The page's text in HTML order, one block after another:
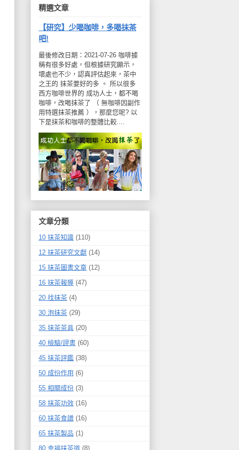
精選文章
【研究】少喝咖啡，多喝抹茶
吧!
最後修改日期：2021-07-26 咖啡據
稱有很多好處，但根據研究顯示，
壞處也不少，認真評估起來，茶中
之王的 抹茶要好的多 。 所以很多
西方咖啡世界的 成功人士，都不喝
咖啡，改喝抹茶了 （ 無咖啡因副作
用特選抹茶推薦 ），那麼您呢? 以
下是抹茶和咖啡的整體比較....
文章分類
10 抹茶知識 (110)
12 抹茶研究文獻 (14)
15 抹茶圖書文章 (12)
16 抹茶報導 (47)
20 找抹茶 (4)
30 泡抹茶 (29)
35 抹茶茶具 (20)
40 檢驗/證書 (60)
45 抹茶評鑑 (38)
50 成份作用 (6)
55 相關成份 (3)
58 抹茶功效 (16)
60 抹茶食譜 (16)
65 抹茶製品 (1)
80 幸福抹茶道 (8)